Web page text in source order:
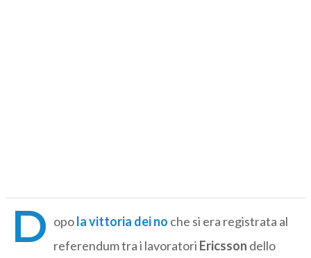
D opola vittoria dei no che si era registrata al
referendum tra i lavoratori Ericsson dello